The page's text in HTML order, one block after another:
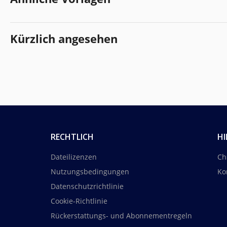
Kürzlich angesehen
RECHTLICH
Dateilizenzen
Nutzungsbedingungen
Datenschutzrichtlinie
Cookie-Richtlinie
Rückerstattungs- und Abonnementregeln